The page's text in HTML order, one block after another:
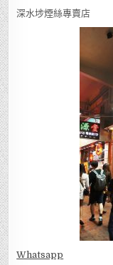
深水埗煙絲專賣店
Whatsapp